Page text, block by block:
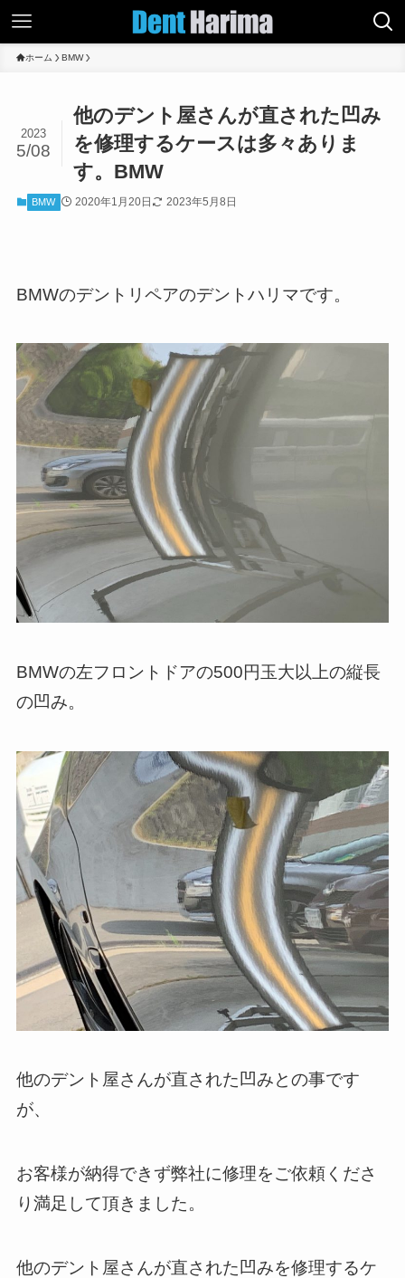
ホーム BMW
他のデント屋さんが直された凹み
を修理するケースは多々ありま
す。BMW
2023
5/08
BMW 2020年1月20日 2023年5月8日
BMWのデントリペアのデントハリマです。
BMWの左フロントドアの500円玉大以上の縦長
の凹み。
他のデント屋さんが直された凹みとの事です
が、
お客様が納得できず弊社に修理をご依頼くださ
り満足して頂きました。
他のデント屋さんが直された凹みを修理するケ